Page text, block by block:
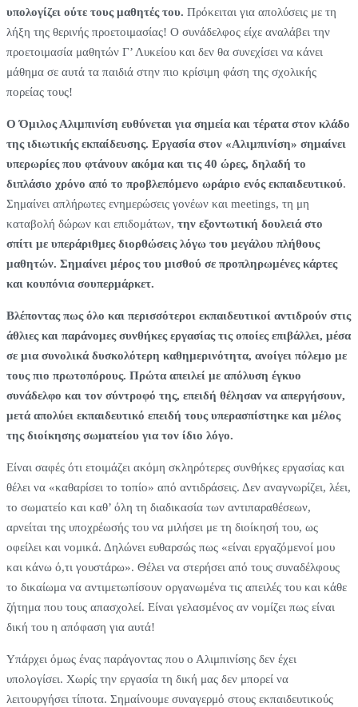
υπολογίζει ούτε τους μαθητές του. Πρόκειται για απολύσεις με τη
λήξη της θερινής προετοιμασίας! Ο συνάδελφος είχε αναλάβει την
προετοιμασία μαθητών Γ’ Λυκείου και δεν θα συνεχίσει να κάνει
μάθημα σε αυτά τα παιδιά στην πιο κρίσιμη φάση της σχολικής
πορείας τους!
Ο Όμιλος Αλιμπινίση ευθύνεται για σημεία και τέρατα στον κλάδο
της ιδιωτικής εκπαίδευσης. Εργασία στον «Αλιμπινίση» σημαίνει
υπερωρίες που φτάνουν ακόμα και τις 40 ώρες, δηλαδή το
διπλάσιο χρόνο από το προβλεπόμενο ωράριο ενός εκπαιδευτικού.
Σημαίνει απλήρωτες ενημερώσεις γονέων και meetings, τη μη
καταβολή δώρων και επιδομάτων, την εξοντωτική δουλειά στο
σπίτι με υπεράριθμες διορθώσεις λόγω του μεγάλου πλήθους
μαθητών. Σημαίνει μέρος του μισθού σε προπληρωμένες κάρτες
και κουπόνια σουπερμάρκετ.
Βλέποντας πως όλο και περισσότεροι εκπαιδευτικοί αντιδρούν στις
άθλιες και παράνομες συνθήκες εργασίας τις οποίες επιβάλλει, μέσα
σε μια συνολικά δυσκολότερη καθημερινότητα, ανοίγει πόλεμο με
τους πιο πρωτοπόρους. Πρώτα απειλεί με απόλυση έγκυο
συνάδελφο και τον σύντροφό της, επειδή θέλησαν να απεργήσουν,
μετά απολύει εκπαιδευτικό επειδή τους υπερασπίστηκε και μέλος
της διοίκησης σωματείου για τον ίδιο λόγο.
Είναι σαφές ότι ετοιμάζει ακόμη σκληρότερες συνθήκες εργασίας και
θέλει να «καθαρίσει το τοπίο» από αντιδράσεις. Δεν αναγνωρίζει, λέει,
το σωματείο και καθ’ όλη τη διαδικασία των αντιπαραθέσεων,
αρνείται της υποχρέωσής του να μιλήσει με τη διοίκησή του, ως
οφείλει και νομικά. Δηλώνει ευθαρσώς πως «είναι εργαζόμενοί μου
και κάνω ό,τι γουστάρω». Θέλει να στερήσει από τους συναδέλφους
το δικαίωμα να αντιμετωπίσουν οργανωμένα τις απειλές του και κάθε
ζήτημα που τους απασχολεί. Είναι γελασμένος αν νομίζει πως είναι
δική του η απόφαση για αυτά!
Υπάρχει όμως ένας παράγοντας που ο Αλιμπινίσης δεν έχει
υπολογίσει. Χωρίς την εργασία τη δική μας δεν μπορεί να
λειτουργήσει τίποτα. Σημαίνουμε συναγερμό στους εκπαιδευτικούς